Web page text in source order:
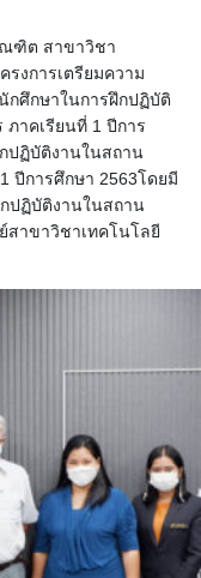
ณฑิต สาขาวิชา
รงการเตรียมความ
กศึกษาในการฝึกปฏิบัติ
าคเรียนที่ 1 ปีการ
ปฏิบัติงานในสถาน
ปีการศึกษา 2563โดยมี
ปฏิบัติงานในสถาน
สาขาวิชาเทคโนโลยี